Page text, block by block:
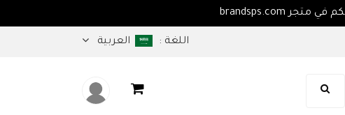
اهلا بكم في متجر brandsps.com
اللغة : العربية